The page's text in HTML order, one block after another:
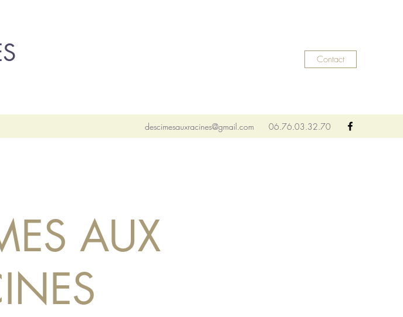
Contact
descimesauxracines@gmail.com 06.76.03.32.70
AUX